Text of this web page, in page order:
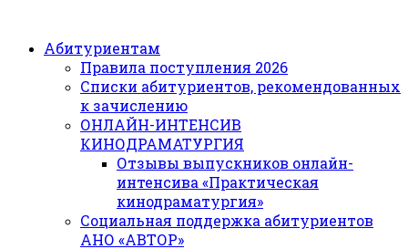
Абитуриентам
Правила поступления 2026
Списки абитуриентов, рекомендованных
к зачислению
ОНЛАЙН-ИНТЕНСИВ
КИНОДРАМАТУРГИЯ
Отзывы выпускников онлайн-
интенсива «Практическая
кинодраматургия»
Социальная поддержка абитуриентов
АНО «АВТОР»